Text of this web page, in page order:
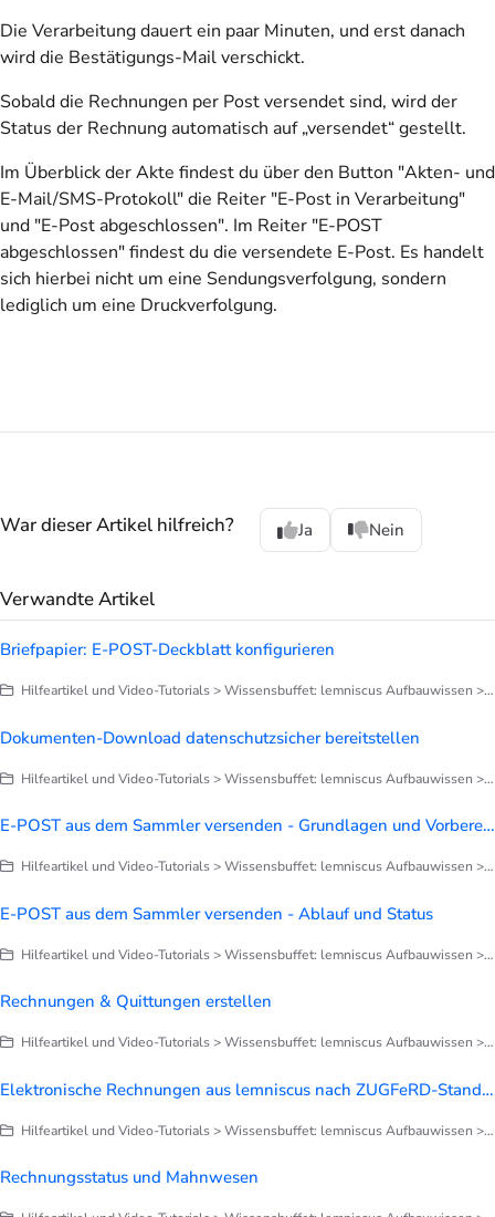
Die Verarbeitung dauert ein paar Minuten, und erst danach
wird die Bestätigungs-Mail verschickt.
Sobald die Rechnungen per Post versendet sind, wird der
Status der Rechnung automatisch auf „versendet“ gestellt.
Im Überblick der Akte findest du über den Button "Akten- und
E-Mail/SMS-Protokoll" die Reiter "E-Post in Verarbeitung"
und "E-Post abgeschlossen". Im Reiter "E-POST
abgeschlossen" findest du die versendete E-Post. Es handelt
sich hierbei nicht um eine Sendungsverfolgung, sondern
lediglich um eine Druckverfolgung.
War dieser Artikel hilfreich? Ja Nein
Verwandte Artikel
Briefpapier: E-POST-Deckblatt konfigurieren
Hilfeartikel und Video-Tutorials > Wissensbuffet: lemniscus Aufbauwissen > Briefe, Notizen, Dokumentation > Briefpapier anpassen
Dokumenten-Download datenschutzsicher bereitstellen
Hilfeartikel und Video-Tutorials > Wissensbuffet: lemniscus Aufbauwissen > Briefe, Notizen, Dokumentation
E-POST aus dem Sammler versenden - Grundlagen und Vorbereitung
Hilfeartikel und Video-Tutorials > Wissensbuffet: lemniscus Aufbauwissen > Briefe, Notizen, Dokumentation
E-POST aus dem Sammler versenden - Ablauf und Status
Hilfeartikel und Video-Tutorials > Wissensbuffet: lemniscus Aufbauwissen > Briefe, Notizen, Dokumentation
Rechnungen & Quittungen erstellen
Hilfeartikel und Video-Tutorials > Wissensbuffet: lemniscus Aufbauwissen > Finanzen > Alles zu Rechnungen
Elektronische Rechnungen aus lemniscus nach ZUGFeRD-Standard versenden
Hilfeartikel und Video-Tutorials > Wissensbuffet: lemniscus Aufbauwissen > Finanzen > Alles zu Rechnungen
Rechnungsstatus und Mahnwesen